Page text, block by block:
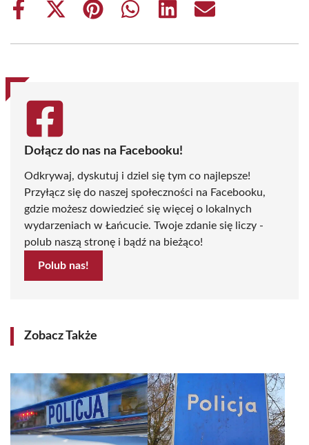
Share
Share
(Twitter)
Share
Share
Share
Share
Dołącz do nas na Facebooku!
Odkrywaj, dyskutuj i dziel się tym co najlepsze!
Przyłącz się do naszej społeczności na Facebooku,
gdzie możesz dowiedzieć się więcej o lokalnych
wydarzeniach w Łańcucie. Twoje zdanie się liczy -
polub naszą stronę i bądź na bieżąco!
Polub nas!
Zobacz Także